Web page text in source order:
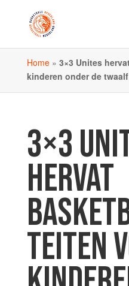
Home» 3×3 Unites
kinderen onder de twaalf
3×3
HERVAT
TEITEN